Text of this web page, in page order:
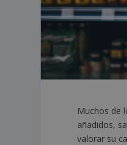
Muchos de
añadidos,
valorar su